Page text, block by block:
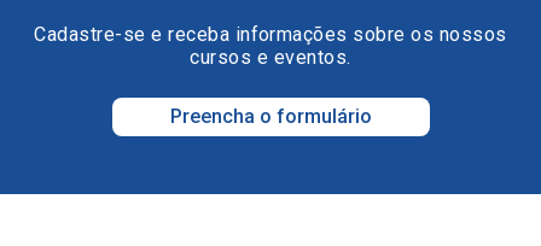
Cadastre-se e receba informações sobre os nossos
cursos e eventos.
Preencha o formulário